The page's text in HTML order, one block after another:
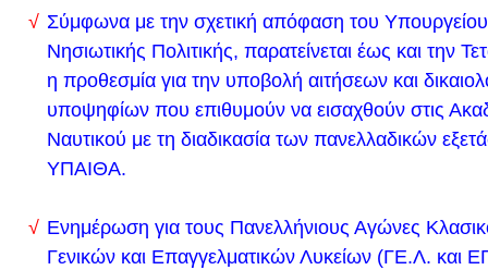
τετραμήνου.
Συγκρότηση επιτροπής αξιολόγησης προσφορών
Β' τάξης (Θεσσαλονίκη - Ιωάννινα αντίστοιχα) και
τουριστικού γραφείου
Προθεσμία υποβολής δικαιολογητικών για τη
Λ.Σ.-ΕΛ.ΑΚΤ. και Δοκίμων Λιμενοφυλάκων με το
Πανελλαδικών Εξετάσεων ακαδημαϊκού έτους
Σύμφωνα με την σχετική απόφαση του Υπουργείου
Νησιωτικής Πολιτικής, παρατείνεται έως και την
η προθεσμία για την υποβολή αιτήσεων και
υποψηφίων που επιθυμούν να εισαχθούν στις
Ναυτικού με τη διαδικασία των πανελλαδικών
ΥΠΑΙΘΑ.
Ενημέρωση για τους Πανελλήνιους Αγώνες
Γενικών και Επαγγελματικών Λυκείων (ΓΕ.Λ. και